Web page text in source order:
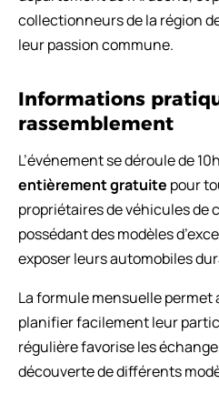
collectionneurs de la région
leur passion commune.
Informations
rassemblement
L’événement se déroule de
entièrement gratuite pour
propriétaires de véhicules de
possédant des modèles
exposer leurs automobiles
La formule mensuelle
planifier facilement leur
régulière favorise les
découverte de différents